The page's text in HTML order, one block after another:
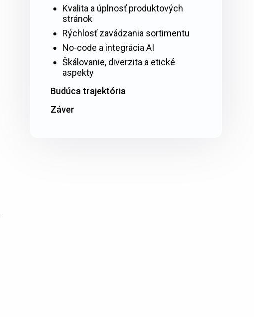
Kvalita a úplnosť produktových
stránok
Rýchlosť zavádzania sortimentu
No-code a integrácia AI
Škálovanie, diverzita a etické
aspekty
Budúca trajektória
Záver